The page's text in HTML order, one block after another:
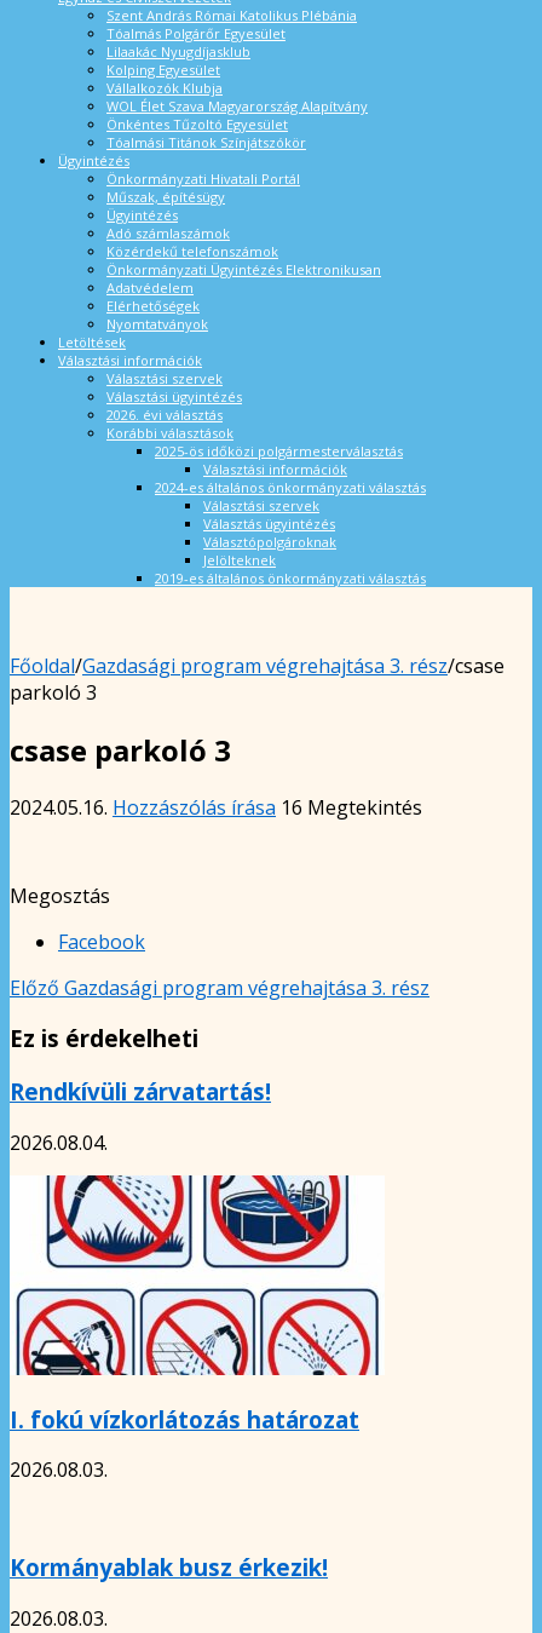
Szent András Római Katolikus Plébánia
Tóalmás Polgárőr Egyesület
Lilaakác Nyugdíjasklub
Kolping Egyesület
Vállalkozók Klubja
WOL Élet Szava Magyarország Alapítvány
Önkéntes Tűzoltó Egyesület
Tóalmási Titánok Színjátszókör
Ügyintézés
Önkormányzati Hivatali Portál
Műszak, építésügy
Ügyintézés
Adó számlaszámok
Közérdekű telefonszámok
Önkormányzati Ügyintézés Elektronikusan
Adatvédelem
Elérhetőségek
Nyomtatványok
Letöltések
Választási információk
Választási szervek
Választási ügyintézés
2026. évi választás
Korábbi választások
2025-ös időközi polgármesterválasztás
Választási információk
2024-es általános önkormányzati választás
Választási szervek
Választás ügyintézés
Választópolgároknak
Jelölteknek
2019-es általános önkormányzati választás
Főoldal/Gazdasági program végrehajtása 3. rész/csase
parkoló 3
csase parkoló 3
2024.05.16. Hozzászólás írása 16 Megtekintés
Megosztás
Facebook
Előző Gazdasági program végrehajtása 3. rész
Ez is érdekelheti
Rendkívüli zárvatartás!
2026.08.04.
I. fokú vízkorlátozás határozat
2026.08.03.
Kormányablak busz érkezik!
2026.08.03.